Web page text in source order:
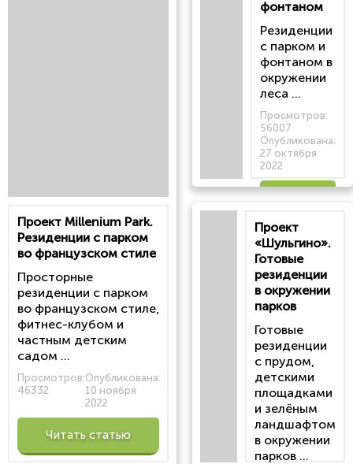
Проект Millenium Park.
Резиденции с парком
во французском стиле
Просторные
резиденции с парком
во французском стиле,
фитнес-клубом и
частным детским
садом ...
Просмотров:
46332
Опубликована:
10 ноября
2022
Читать статью
фонтаном
Резиденции
с парком и
фонтаном в
окружении
леса ...
Просмотров:
56007
Опубликована:
27 октября
2022
статью
Проект
«Шульгино».
Готовые
резиденции
в окружении
парков
Готовые
резиденции
с прудом,
детскими
площадками
и зелёным
ландшафтом
в окружении
парков ...